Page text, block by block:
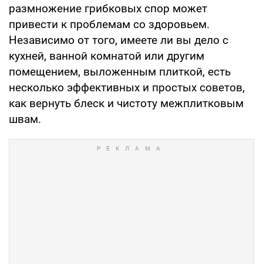
размножение грибковых спор может
привести к проблемам со здоровьем.
Независимо от того, имеете ли вы дело с
кухней, ванной комнатой или другим
помещением, выложенным плиткой, есть
несколько эффективных и простых советов,
как вернуть блеск и чистоту межплитковым
швам.